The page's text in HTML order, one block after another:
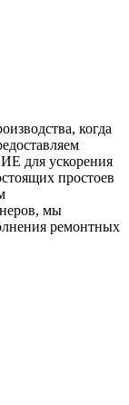
когда
ускорения
простоев
мы
ремонтных